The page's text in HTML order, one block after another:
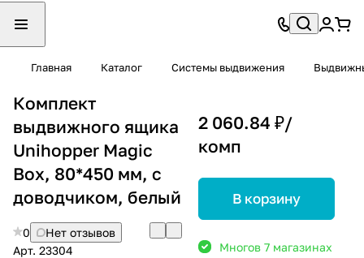
Главная Каталог Системы выдвижения
Комплект
выдвижного ящика
Unihopper Magic
Box, 80*450 мм, с
доводчиком, белый
0
Нет отзывов
Арт. 23304
2 060.84 ₽/
комп
В корзину
Многов 7 магазинах